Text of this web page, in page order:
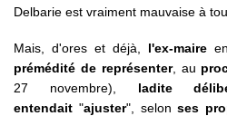
Delbarie est vraiment mauvaise à
Mais, d'ores et déjà, l'ex-maire
prémédité de représenter, au
27 novembre), ladite
entendait "ajuster", selon ses